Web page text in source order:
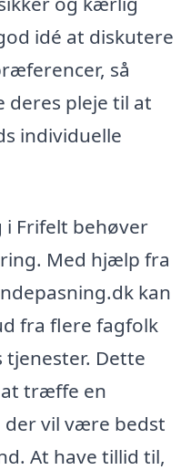
idé at diskutere
så
deres pleje til at
individuelle
Frifelt behøver
Med hjælp fra
kan
fra flere fagfolk
tjenester. Dette
træffe en
vil være bedst
At have tillid til,